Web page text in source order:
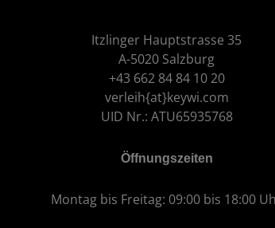
Itzlinger Hauptstrasse 35
A-5020 Salzburg
+43 662 84 84 10 20
verleih{at}keywi.com
UID Nr.: ATU65935768
Öffnungszeiten
Montag bis Freitag: 09:00 bis 18:00